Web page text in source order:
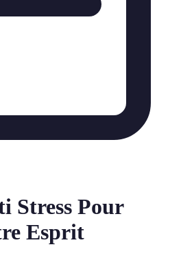
Stress Pour
Esprit